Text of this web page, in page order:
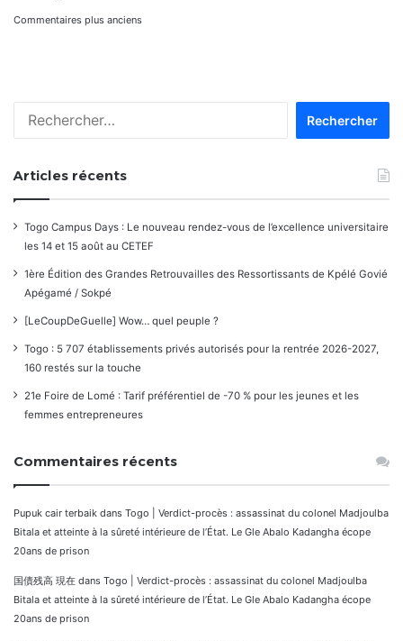
Navigation
commentaires
Commentaires plus anciens
Articles récents
Togo Campus Days : Le nouveau rendez-vous de l’excellence universitaire
les 14 et 15 août au CETEF
1ère Édition des Grandes Retrouvailles des Ressortissants de Kpélé Govié
Apégamé / Sokpé
[LeCoupDeGuelle] Wow… quel peuple ?
Togo : 5 707 établissements privés autorisés pour la rentrée 2026-2027,
160 restés sur la touche
21e Foire de Lomé : Tarif préférentiel de -70 % pour les jeunes et les
femmes entrepreneures
Commentaires récents
Pupuk cair terbaik dans Togo | Verdict-procès : assassinat du colonel Madjoulba
Bitala et atteinte à la sûreté intérieure de l’État. Le Gle Abalo Kadangha écope
20ans de prison
国債残高 現在 dans Togo | Verdict-procès : assassinat du colonel Madjoulba
Bitala et atteinte à la sûreté intérieure de l’État. Le Gle Abalo Kadangha écope
20ans de prison